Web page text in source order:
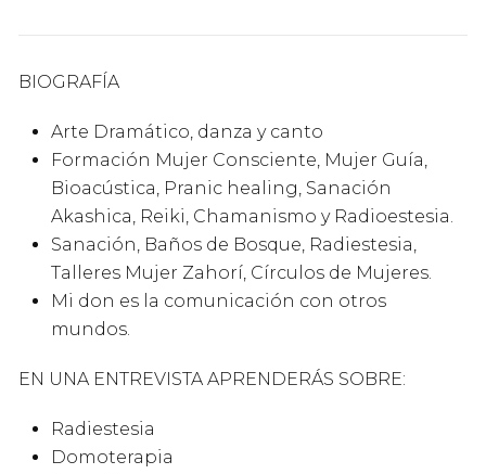
BIOGRAFÍA
Arte Dramático, danza y canto
Formación Mujer Consciente, Mujer Guía,
Bioacústica, Pranic healing, Sanación
Akashica, Reiki, Chamanismo y Radioestesia.
Sanación, Baños de Bosque, Radiestesia,
Talleres Mujer Zahorí, Círculos de Mujeres.
Mi don es la comunicación con otros
mundos.
EN UNA ENTREVISTA APRENDERÁS SOBRE:
Radiestesia
Domoterapia